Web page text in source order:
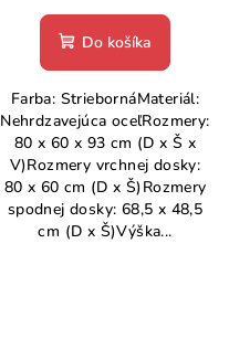
Do košíka
Farba: StriebornáMateriál:
Nehrdzavejúca oceľRozmery:
80 x 60 x 93 cm (D x Š x
V)Rozmery vrchnej dosky:
80 x 60 cm (D x Š)Rozmery
spodnej dosky: 68,5 x 48,5
cm (D x Š)Výška...